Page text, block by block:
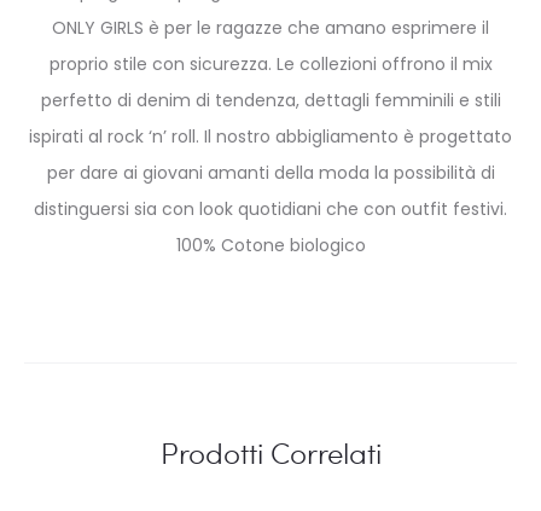
ONLY GIRLS è per le ragazze che amano esprimere il
proprio stile con sicurezza. Le collezioni offrono il mix
perfetto di denim di tendenza, dettagli femminili e stili
ispirati al rock ‘n’ roll. Il nostro abbigliamento è progettato
per dare ai giovani amanti della moda la possibilità di
distinguersi sia con look quotidiani che con outfit festivi.
100% Cotone biologico
Prodotti Correlati